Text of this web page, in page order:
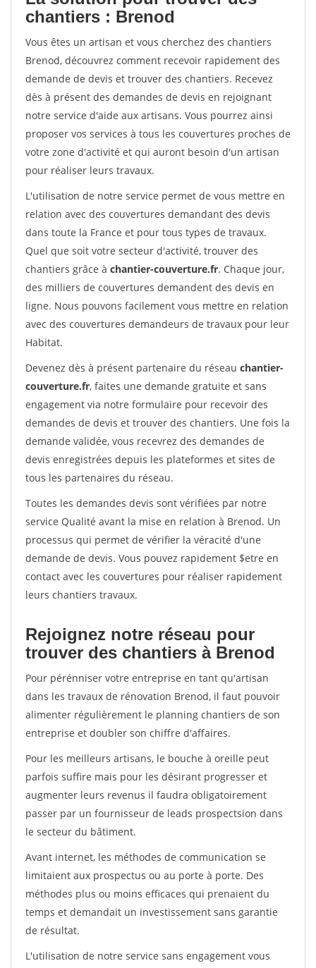
chantiers : Brenod
Vous êtes un artisan et vous cherchez des chantiers
Brenod, découvrez comment recevoir rapidement des
demande de devis et trouver des chantiers. Recevez
dès à présent des demandes de devis en rejoignant
notre service d'aide aux artisans. Vous pourrez ainsi
proposer vos services à tous les couvertures proches de
votre zone d'activité et qui auront besoin d'un artisan
pour réaliser leurs travaux.
L'utilisation de notre service permet de vous mettre en
relation avec des couvertures demandant des devis
dans toute la France et pour tous types de travaux.
Quel que soit votre secteur d'activité, trouver des
chantiers grâce à chantier-couverture.fr. Chaque jour,
des milliers de couvertures demandent des devis en
ligne. Nous pouvons facilement vous mettre en relation
avec des couvertures demandeurs de travaux pour leur
Habitat.
Devenez dès à présent partenaire du réseau chantier-
couverture.fr, faites une demande gratuite et sans
engagement via notre formulaire pour recevoir des
demandes de devis et trouver des chantiers. Une fois la
demande validée, vous recevrez des demandes de
devis enregistrées depuis les plateformes et sites de
tous les partenaires du réseau.
Toutes les demandes devis sont vérifiées par notre
service Qualité avant la mise en relation à Brenod. Un
processus qui permet de vérifier la véracité d'une
demande de devis. Vous pouvez rapidement $etre en
contact avec les couvertures pour réaliser rapidement
leurs chantiers travaux.
Rejoignez notre réseau pour
trouver des chantiers à Brenod
Pour pérénniser votre entreprise en tant qu'artisan
dans les travaux de rénovation Brenod, il faut pouvoir
alimenter régulièrement le planning chantiers de son
entreprise et doubler son chiffre d'affaires.
Pour les meilleurs artisans, le bouche à oreille peut
parfois suffire mais pour les désirant progresser et
augmenter leurs revenus il faudra obligatoirement
passer par un fournisseur de leads prospectsion dans
le secteur du bâtiment.
Avant internet, les méthodes de communication se
limitaient aux prospectus ou au porte à porte. Des
méthodes plus ou moins efficaces qui prenaient du
temps et demandait un investissement sans garantie
de résultat.
L'utilisation de notre service sans engagement vous